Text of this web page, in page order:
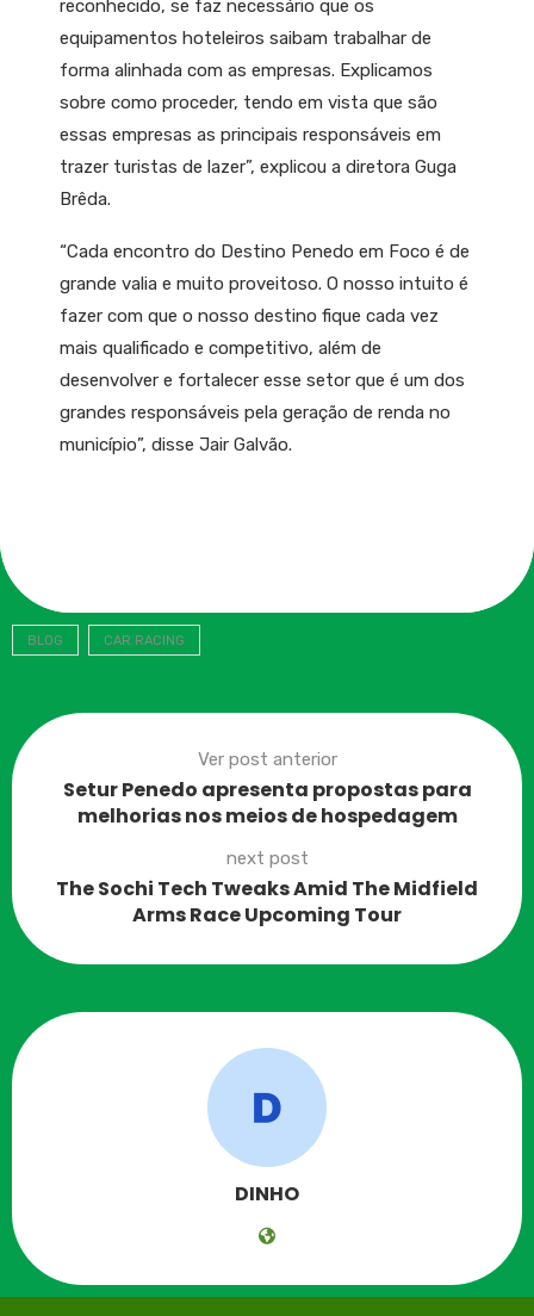
reconhecido, se faz necessário que os
equipamentos hoteleiros saibam trabalhar de
forma alinhada com as empresas. Explicamos
sobre como proceder, tendo em vista que são
essas empresas as principais responsáveis em
trazer turistas de lazer”, explicou a diretora Guga
Brêda.
“Cada encontro do Destino Penedo em Foco é de
grande valia e muito proveitoso. O nosso intuito é
fazer com que o nosso destino fique cada vez
mais qualificado e competitivo, além de
desenvolver e fortalecer esse setor que é um dos
grandes responsáveis pela geração de renda no
município”, disse Jair Galvão.
BLOG CAR RACING
Ver post anterior
Setur Penedo apresenta propostas para
melhorias nos meios de hospedagem
next post
The Sochi Tech Tweaks Amid The Midfield
Arms Race Upcoming Tour
DINHO